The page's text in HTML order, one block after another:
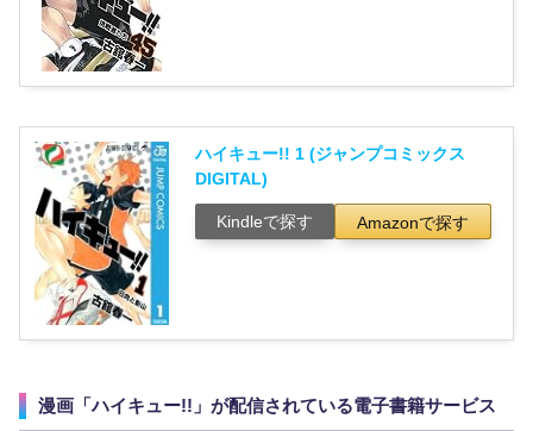
ハイキュー!! 1 (ジャンプコミックス
DIGITAL)
Kindleで探す Amazonで探す
漫画「ハイキュー!!」が配信されている電子書籍サービス